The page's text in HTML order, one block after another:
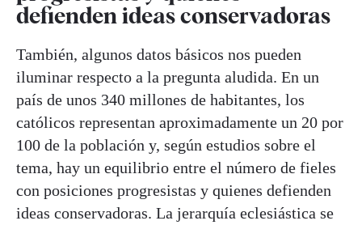
defienden ideas conservadoras
También, algunos datos básicos nos pueden
iluminar respecto a la pregunta aludida. En un
país de unos 340 millones de habitantes, los
católicos representan aproximadamente un 20 por
100 de la población y, según estudios sobre el
tema, hay un equilibrio entre el número de fieles
con posiciones progresistas y quienes defienden
ideas conservadoras. La jerarquía eclesiástica se